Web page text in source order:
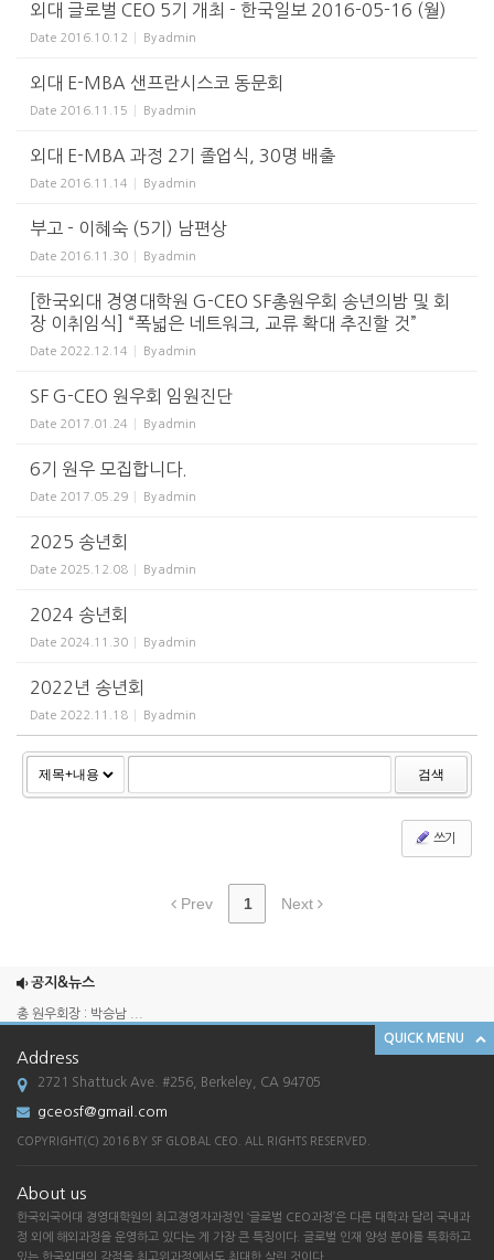
외대 글로벌 CEO 5기 개최 - 한국일보 2016-05-16 (월)
Date 2016.10.12 Byadmin
외대 E-MBA 샌프란시스코 동문회
Date 2016.11.15 Byadmin
외대 E-MBA 과정 2기 졸업식, 30명 배출
Date 2016.11.14 Byadmin
부고 - 이혜숙 (5기) 남편상
Date 2016.11.30 Byadmin
[한국외대 경영대학원 G-CEO SF총원우회 송년의밤 및 회
장 이취임식] “폭넓은 네트워크, 교류 확대 추진할 것”
Date 2022.12.14 Byadmin
SF G-CEO 원우회 임원진단
Date 2017.01.24 Byadmin
6기 원우 모집합니다.
Date 2017.05.29 Byadmin
2025 송년회
Date 2025.12.08 Byadmin
2024 송년회
Date 2024.11.30 Byadmin
2022년 송년회
Date 2022.11.18 Byadmin
검색
쓰기
Prev 1 Next
공지&뉴스
2024 송년회
총 원우회장 : 박승남 ...
2025 송년회
2024 송년회
[한국외대 경영대학원 G-CEO SF총원우회 송...
QUICK MENU
Address
2721 Shattuck Ave. #256, Berkeley, CA 94705
gceosf@gmail.com
COPYRIGHT(C) 2016 BY SF GLOBAL CEO. ALL RIGHTS RESERVED.
About us
한국외국어대 경영대학원의 최고경영자과정인 ‘글로벌 CEO과정’은 다른 대학과 달리 국내과
정 외에 해외과정을 운영하고 있다는 게 가장 큰 특징이다. 글로벌 인재 양성 분야를 특화하고
있는 한국외대의 강점을 최고위과정에서도 최대한 살린 것이다.